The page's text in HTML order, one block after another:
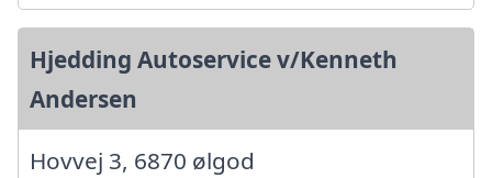
Hjedding Autoservice v/Kenneth
Andersen
Hovvej 3, 6870 ølgod